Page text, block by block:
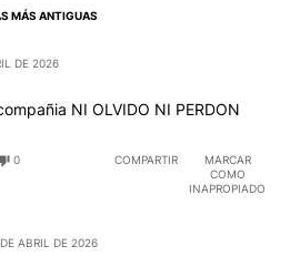
MÁS ANTIGUAS
DE 2026
NI OLVIDO NI PERDON
0 COMPARTIR
MARCAR
COMO
INAPROPIADO
ABRIL DE 2026